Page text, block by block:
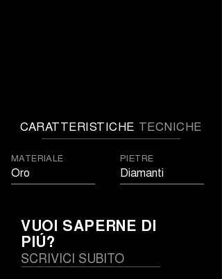
CARATTERISTICHE TECNICHE
MATERIALE
Oro
PIETRE
Diamanti
VUOI SAPERNE DI
PIÚ?
SCRIVICI SUBITO